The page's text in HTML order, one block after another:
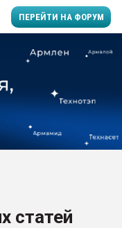
ПЕРЕЙТИ НА ФОРУМ
заводу пластмасс"
Подмосковье, Москва
статей